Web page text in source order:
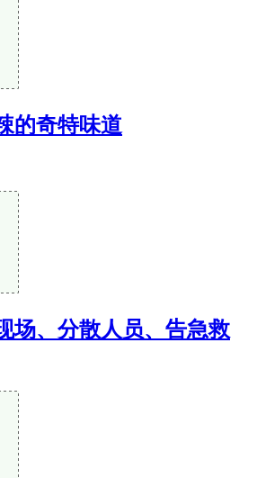
的奇特味道
场、分散人员、告急救